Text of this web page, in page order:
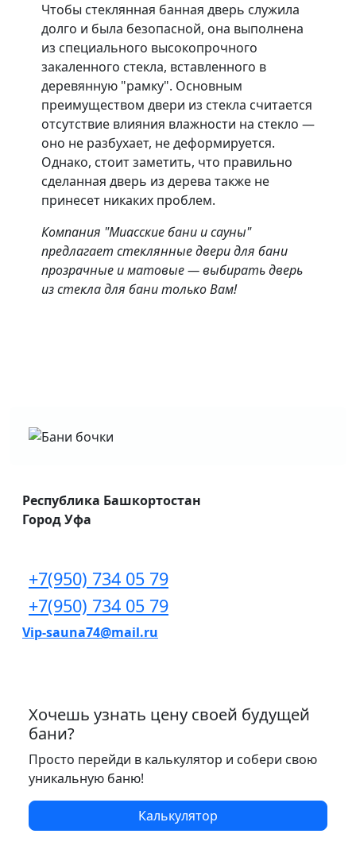
Чтобы стеклянная банная дверь служила
долго и была безопасной, она выполнена
из специального высокопрочного
закаленного стекла, вставленного в
деревянную "рамку". Основным
преимуществом двери из стекла считается
отсутствие влияния влажности на стекло —
оно не разбухает, не деформируется.
Однако, стоит заметить, что правильно
сделанная дверь из дерева также не
принесет никаких проблем.
Компания "Миасские бани и сауны"
предлагает стеклянные двери для бани
прозрачные и матовые — выбирать дверь
из стекла для бани только Вам!
Республика Башкортостан
Город Уфа
+7(950) 734 05 79
+7(950) 734 05 79
Vip-sauna74@mail.ru
Хочешь узнать цену своей будущей
бани?
Просто перейди в калькулятор и собери свою
уникальную баню!
Калькулятор